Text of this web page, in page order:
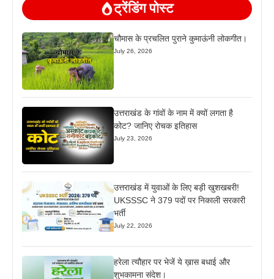
ट्रेंडिंग पोस्ट
चौमास के प्रचलित पुराने कुमाऊंनी लोकगीत।
July 26, 2026
उत्तराखंड के गांवों के नाम में क्यों लगता है
कोट? जानिए रोचक इतिहास
July 23, 2026
उत्तराखंड में युवाओं के लिए बड़ी खुशखबरी!
UKSSSC ने 379 पदों पर निकाली सरकारी
भर्ती
July 22, 2026
हरेला त्यौहार पर भेजें ये ख़ास बधाई और
शुभकामना संदेश।